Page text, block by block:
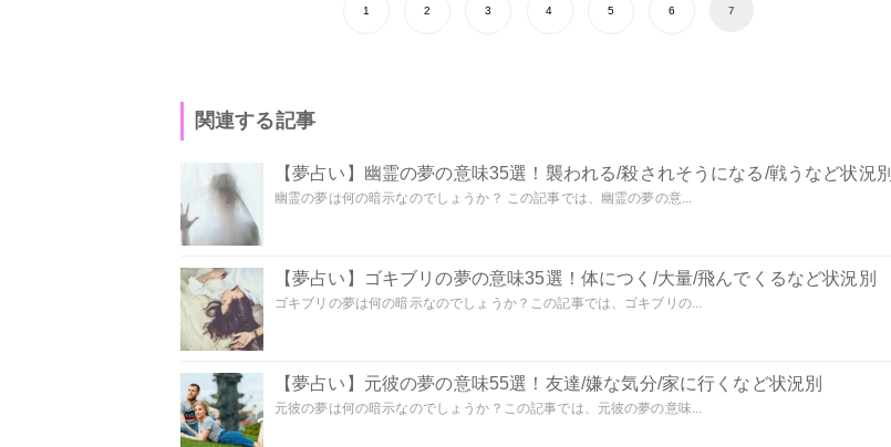
1 2 3 4 5 6 7
関連する記事
【夢占い】幽霊の夢の意味35選！襲われる/殺されそうになる/戦うなど状況別
幽霊の夢は何の暗示なのでしょうか？ この記事では、幽霊の夢の意...
【夢占い】ゴキブリの夢の意味35選！体につく/大量/飛んでくるなど状況別
ゴキブリの夢は何の暗示なのでしょうか？この記事では、ゴキブリの...
【夢占い】元彼の夢の意味55選！友達/嫌な気分/家に行くなど状況別
元彼の夢は何の暗示なのでしょうか？この記事では、元彼の夢の意味...